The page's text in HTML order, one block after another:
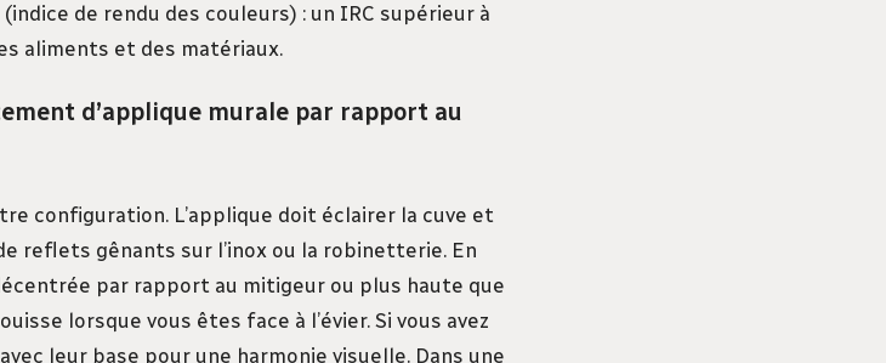
de rendu des couleurs) : un IRC supérieur à
aliments et des matériaux.
d’applique murale par rapport au
configuration. L’applique doit éclairer la cuve et
reflets gênants sur l’inox ou la robinetterie. En
par rapport au mitigeur ou plus haute que
lorsque vous êtes face à l’évier. Si vous avez
leur base pour une harmonie visuelle. Dans une